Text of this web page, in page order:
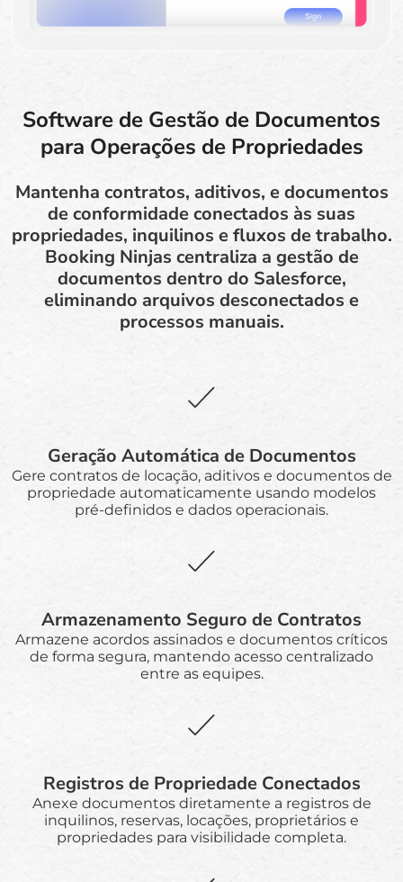
Software de Gestão de Documentos
para Operações de Propriedades
Mantenha contratos, aditivos, e documentos
de conformidade conectados às suas
propriedades, inquilinos e fluxos de trabalho.
Booking Ninjas centraliza a gestão de
documentos dentro do Salesforce,
eliminando arquivos desconectados e
processos manuais.
Geração Automática de Documentos
Gere contratos de locação, aditivos e documentos de
propriedade automaticamente usando modelos
pré-definidos e dados operacionais.
Armazenamento Seguro de Contratos
Armazene acordos assinados e documentos críticos
de forma segura, mantendo acesso centralizado
entre as equipes.
Registros de Propriedade Conectados
Anexe documentos diretamente a registros de
inquilinos, reservas, locações, proprietários e
propriedades para visibilidade completa.